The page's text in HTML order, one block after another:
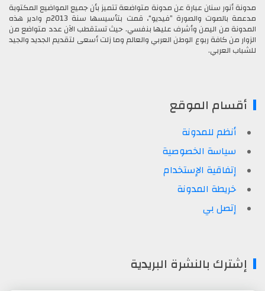
مدونة أنور سنان عبارة عن مدونة متواضعة تتميز بأن جميع المواضيع المكتوبة
مدعمة بالصوت والصورة ”فيديو“، قمت بتأسيسها سنة 2013م وادير هذه
المدونة من اليمن وأشرف عليها بنفسي. حيث تستقطب الآن عدد متواضع من
الزوار من كافة ربوع الوطن العربي والعالم وما زلت أسعى لتقديم الجديد والجيد
للشباب العربي.
أقسام الموقع
أنظم للمدونة
سياسة الخصوصية
إتفاقية الإستخدام
خريطة المدونة
إتصل بي
إشترك بالنشرة البريدية